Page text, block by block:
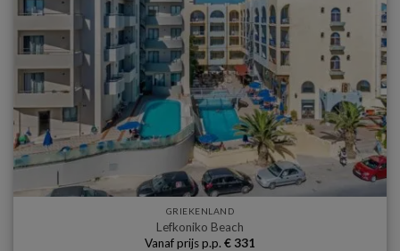
GRIEKENLAND
Lefkoniko Beach
Vanaf prijs p.p. € 331